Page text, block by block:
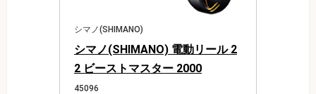
シマノ(SHIMANO)
シマノ(SHIMANO) 電動リール 2
2 ビーストマスター 2000
45096